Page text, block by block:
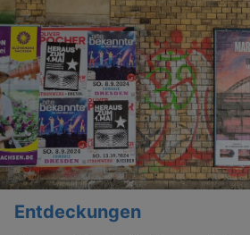
Entdeckungen
_gid